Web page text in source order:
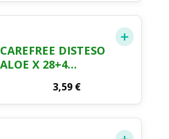
CAREFREE DISTESO
ALOE X 28+4
3,59 €